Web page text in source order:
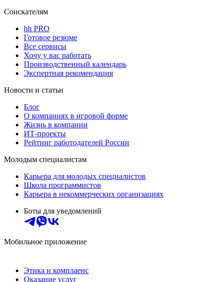
Соискателям
hh PRO
Готовое резюме
Все сервисы
Хочу у вас работать
Производственный календарь
Экспертная рекомендация
Новости и статьи
Блог
О компаниях в игровой форме
Жизнь в компании
ИТ-проекты
Рейтинг работодателей России
Молодым специалистам
Карьера для молодых специалистов
Школа программистов
Карьера в некоммерческих организациях
Боты для уведомлений
Мобильное приложение
Этика и комплаенс
Оказание услуг